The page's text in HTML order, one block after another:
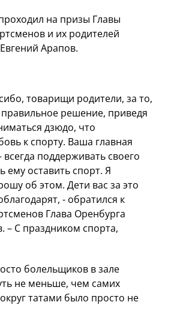
на призы Главы
и их родителей
Арапов.
товарищи родители, за то,
решение, приведя
дзюдо, что
к спорту. Ваша главная
всегда поддерживать своего
ему оставить спорт. Я
об этом. Дети вас за это
- обратился к
Глава Оренбурга
– С праздником спорта,
болельщиков в зале
не меньше, чем самих
татами было просто не